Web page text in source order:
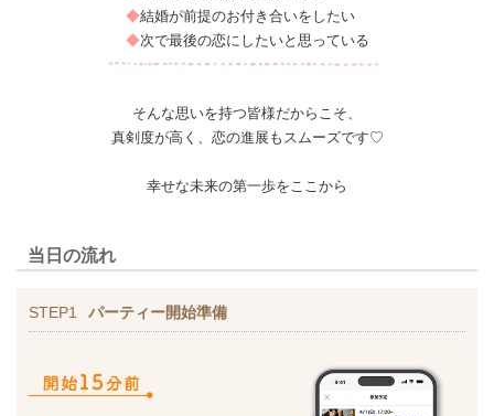
◆結婚が前提のお付き合いをしたい
◆次で最後の恋にしたいと思っている
そんな思いを持つ皆様だからこそ、
真剣度が高く、恋の進展もスムーズです♡
幸せな未来の第一歩をここから
当日の流れ
STEP1 パーティー開始準備